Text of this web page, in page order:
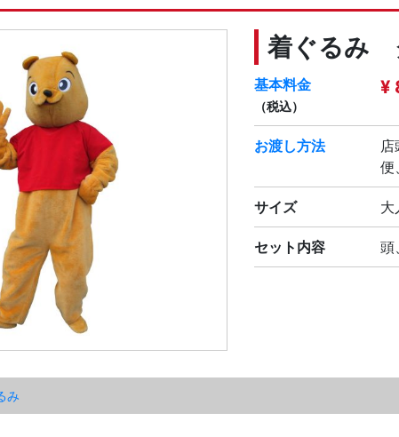
着ぐるみ
基本料金
（税込）
¥
お渡し方法
便
サイズ 大
セット内容 頭
み